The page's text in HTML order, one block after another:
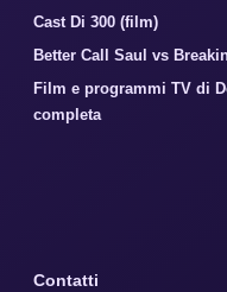
Cast Di 300 (film)
Better Call Saul vs
Film e programmi TV di
completa
Contatti